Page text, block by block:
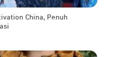
China, Penuh